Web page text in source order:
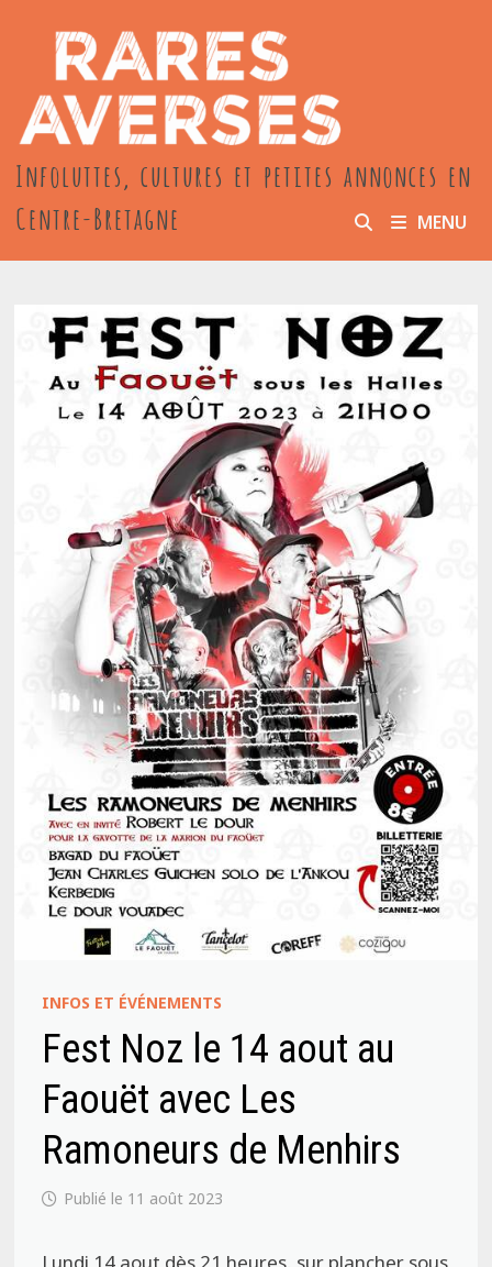
contenu
Infoluttes, cultures et petites annonces en
Centre-Bretagne
MENU
INFOS ET ÉVÉNEMENTS
Fest Noz le 14 aout au
Faouët avec Les
Ramoneurs de Menhirs
11 août 2023